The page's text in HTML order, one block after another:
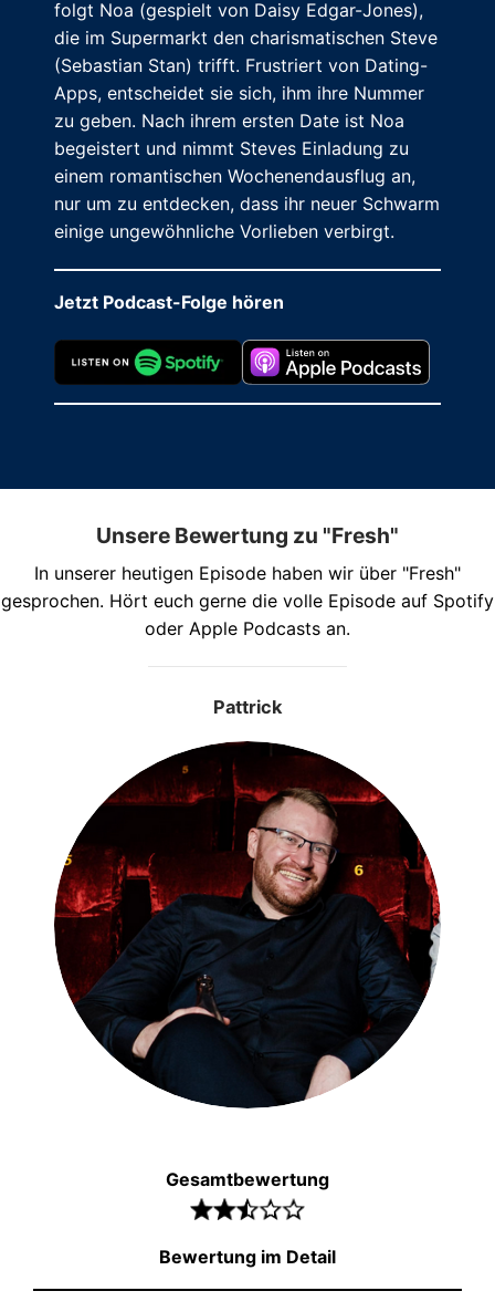
folgt Noa (gespielt von Daisy Edgar-Jones),
die im Supermarkt den charismatischen Steve
(Sebastian Stan) trifft. Frustriert von Dating-
Apps, entscheidet sie sich, ihm ihre Nummer
zu geben. Nach ihrem ersten Date ist Noa
begeistert und nimmt Steves Einladung zu
einem romantischen Wochenendausflug an,
nur um zu entdecken, dass ihr neuer Schwarm
einige ungewöhnliche Vorlieben verbirgt.
Jetzt Podcast-Folge hören
Unsere Bewertung zu "Fresh"
In unserer heutigen Episode haben wir über "Fresh"
gesprochen. Hört euch gerne die volle Episode auf Spotify
oder Apple Podcasts an.
Pattrick
Gesamtbewertung
Bewertung im Detail